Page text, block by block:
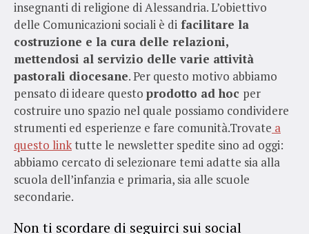
insegnanti di religione di Alessandria. L’obiettivo
delle Comunicazioni sociali è di facilitare la
costruzione e la cura delle relazioni,
mettendosi al servizio delle varie attività
pastorali diocesane. Per questo motivo abbiamo
pensato di ideare questo prodotto ad hoc per
costruire uno spazio nel quale possiamo condividere
strumenti ed esperienze e fare comunità.Trovate a
questo linktutte le newsletter spedite sino ad oggi:
abbiamo cercato di selezionare temi adatte sia alla
scuola dell’infanzia e primaria, sia alle scuole
secondarie.
Non ti scordare di seguirci sui social